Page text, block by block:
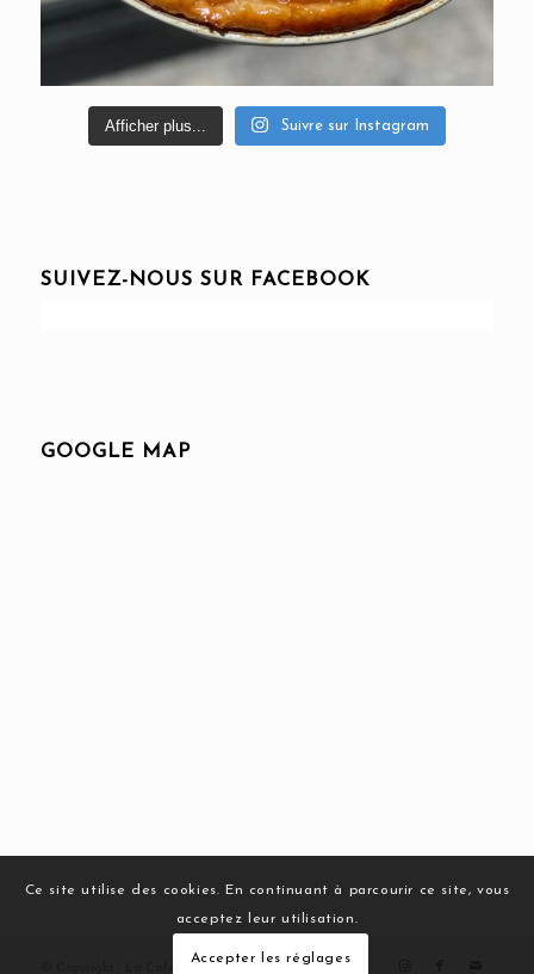
Afficher plus... Suivre sur Instagram
SUIVEZ-NOUS SUR FACEBOOK
GOOGLE MAP
Ce site utilise des cookies. En continuant à parcourir ce site, vous
acceptez leur utilisation.
Accepter les réglages